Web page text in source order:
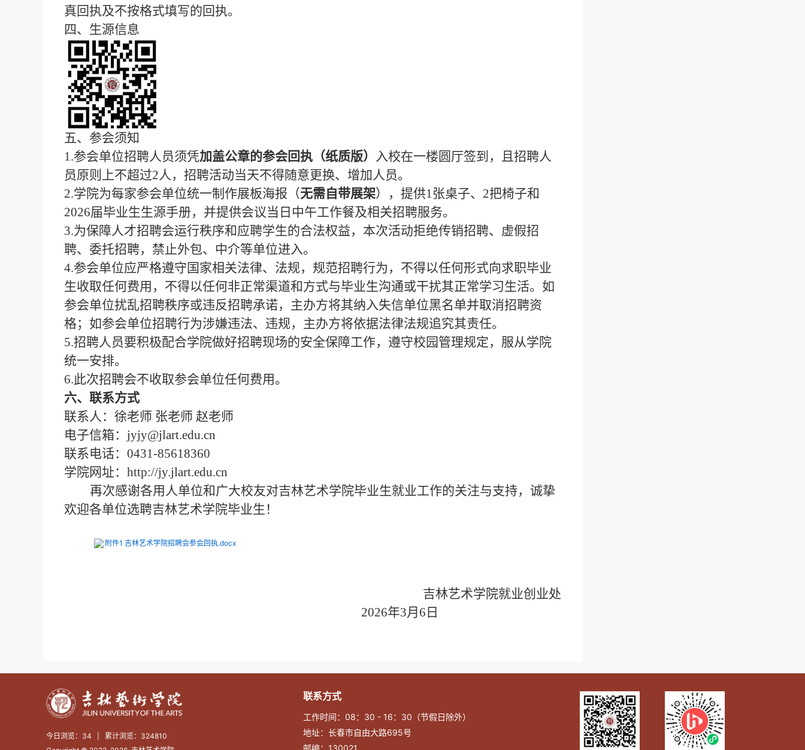
真回执及不按格式填写的回执。
四、生源信息
五、参会须知
1.参会单位招聘人员须凭加盖公章的参会回执 （纸质版） 入校在一楼圆厅签到 ，且招聘人
员原则上不超过2人，招聘活动当天不得随意更换、增加人员。
2.学院为每家参会单位统一制作展板海报（无需自带展架），提供1张桌子、2把椅子和
2026届毕业生生源手册，并提供会议当日中午工作餐及相关招聘服务。
3.为保障人才招聘会运行秩序和应聘学生的合法权益，本次活动拒绝传销招聘、虚假招
聘、委托招聘，禁止外包、中介等单位进入。
4.参会单位应严格遵守国家相关法律、法规，规范招聘行为，不得以任何形式向求职毕业
生收取任何费用，不得以任何非正常渠道和方式与毕业生沟通或干扰其正常学习生活。如
参会单位扰乱招聘秩序或违反招聘承诺，主办方将其纳入失信单位黑名单并取消招聘资
格；如参会单位招聘行为涉嫌违法、违规，主办方将依据法律法规追究其责任。
5.招聘人员要积极配合学院做好招聘现场的安全保障工作，遵守校园管理规定，服从学院
统一安排。
6.此次招聘会不收取参会单位任何费用。
六、联系方式
联系人： 徐老师 张老师 赵老师
电子信箱： jyjy@jlart.edu.cn
联系电话： 0431-85618360
学院网址： http://jy.jlart.edu.cn
再次感谢各用人单位和广大校友对吉林艺术学院毕业生就业工作的关注与支持，诚挚
欢迎各单位选聘吉林艺术学院毕业生！
附件1 吉林艺术学院招聘会参会回执.docx
吉林艺术学院就业创业处
2026年3月 6 日
今日浏览： 34 累计浏览： 324810
联系方式
工作时间：08：30 - 16：30（节假日除外）
地址：长春市自由大路695号
邮编：130021